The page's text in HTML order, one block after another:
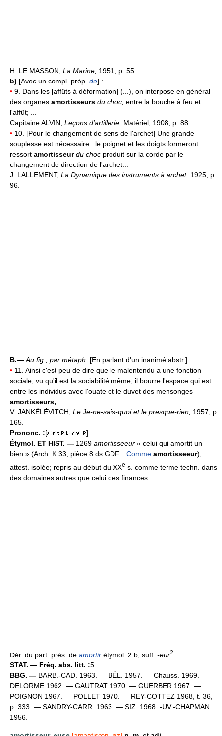
H. LE MASSON, La Marine, 1951, p. 55.
b) [Avec un compl. prép. de] :
• 9. Dans les [affûts à déformation] (...), on interpose en général
des organes amortisseurs du choc, entre la bouche à feu et
l'affût; ...
Capitaine ALVIN, Leçons d'artillerie, Matériel, 1908, p. 88.
• 10. [Pour le changement de sens de l'archet] Une grande
souplesse est nécessaire : le poignet et les doigts formeront
ressort amortisseurdu choc produit sur la corde par le
changement de direction de l'archet...
J. LALLEMENT, La Dynamique des instruments à archet, 1925, p.
96.
B.— Au fig., par métaph. [En parlant d'un inanimé abstr.] :
• 11. Ainsi c'est peu de dire que le malentendu a une fonction
sociale, vu qu'il est la sociabilité même; il bourre l'espace qui est
entre les individus avec l'ouate et le duvet des mensonges
amortisseurs,
V. JANKÉLÉVITCH, Le Je-ne-sais-quoi et le presque-rien, 1957, p.
165.
Prononc. :[
].
Étymol. ET HIST. — 1269 amortisseeur « celui qui amortit un
bien » (Arch. K 33, pièce 8 ds GDF. : Comme amortisseeur),
attest. isolée; repris au début du XXe s. comme terme techn. dans
des domaines autres que celui des finances.
Dér. du part. prés. de amortir étymol. 2 b; suff. -eur2
STAT. — Fréq. abs. litt. :5.
BBG. — BARB.-CAD. 1963. — BÉL. 1957. — Chauss. 1969. —
DELORME 1962. — GAUTRAT 1970. — GUERBER 1967. —
POIGNON 1967. — POLLET 1970. — REY-COTTEZ 1968, t. 36,
p. 333. — SANDRY-CARR. 1963. — SIZ. 1968. -UV.-CHAPMAN
1956.